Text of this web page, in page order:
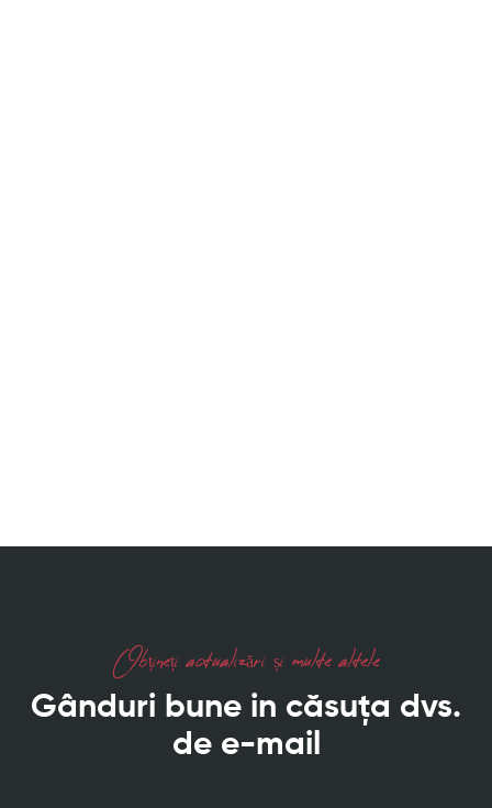
Obțineți actualizări și multe altele
Gânduri bune in căsuța dvs.
de e-mail